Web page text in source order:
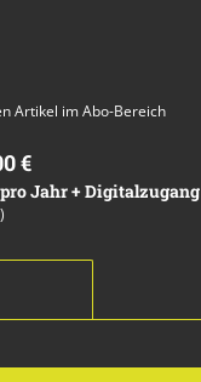
Artikel im Abo-Bereich
€
pro Jahr + Digitalzugang